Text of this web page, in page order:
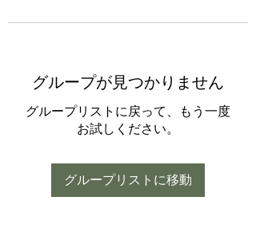
グループが見つかりません
グループリストに戻って、もう一度
お試しください。
グループリストに移動